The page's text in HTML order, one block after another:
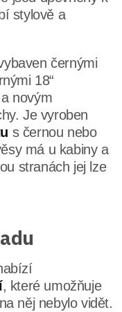
stylově a
černými
18“
novým
Je vyroben
s černou nebo
má u kabiny a
stranách jej lze
, které umožňuje
něj nebylo vidět.